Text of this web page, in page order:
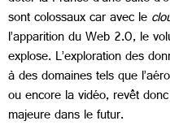
sont colossaux car avec le
l’apparition du Web 2.0, le
explose. L’exploration des
à des domaines tels que
ou encore la vidéo, revêt
majeure dans le futur.